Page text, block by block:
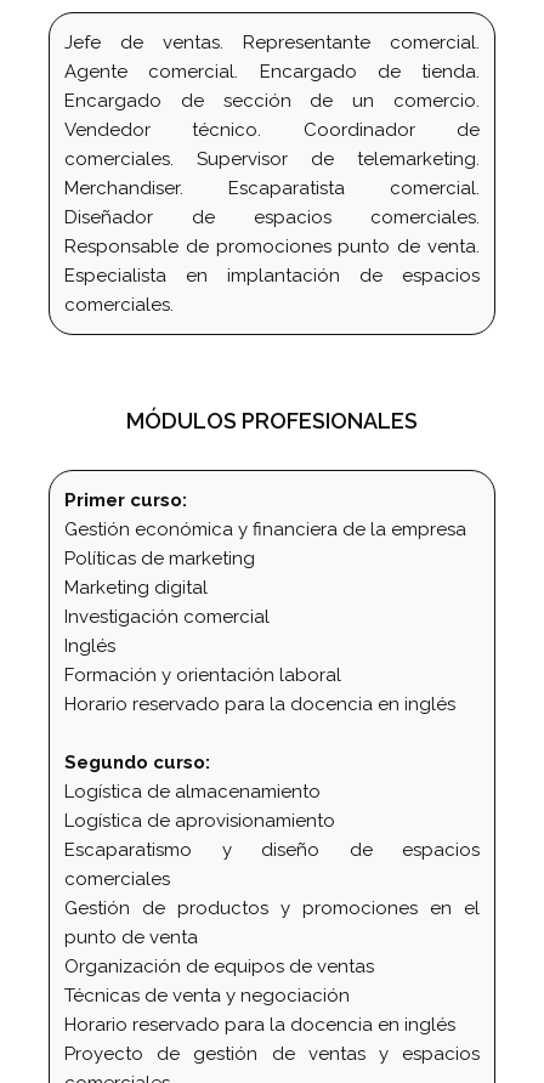
Jefe de ventas. Representante comercial.
Agente comercial. Encargado de tienda.
Encargado de sección de un comercio.
Vendedor técnico. Coordinador de
comerciales. Supervisor de telemarketing.
Merchandiser. Escaparatista comercial.
Diseñador de espacios comerciales.
Responsable de promociones punto de venta.
Especialista en implantación de espacios
comerciales.
MÓDULOS PROFESIONALES
Primer curso:
Gestión económica y financiera de la empresa
Políticas de marketing
Marketing digital
Investigación comercial
Inglés
Formación y orientación laboral
Horario reservado para la docencia en inglés
Segundo curso:
Logística de almacenamiento
Logística de aprovisionamiento
Escaparatismo y diseño de espacios
comerciales
Gestión de productos y promociones en el
punto de venta
Organización de equipos de ventas
Técnicas de venta y negociación
Horario reservado para la docencia en inglés
Proyecto de gestión de ventas y espacios